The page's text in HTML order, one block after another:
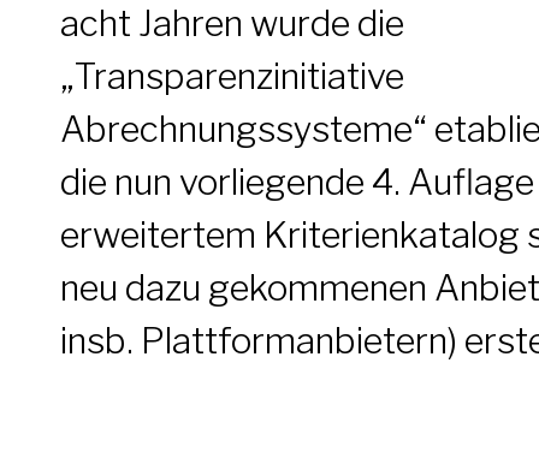
acht Jahren wurde die
„Transparenzinitiative
Abrechnungssysteme“
die nun vorliegende 4.
erweitertem Kriterienkatalog
neu dazu gekommenen
insb. Plattformanbietern)